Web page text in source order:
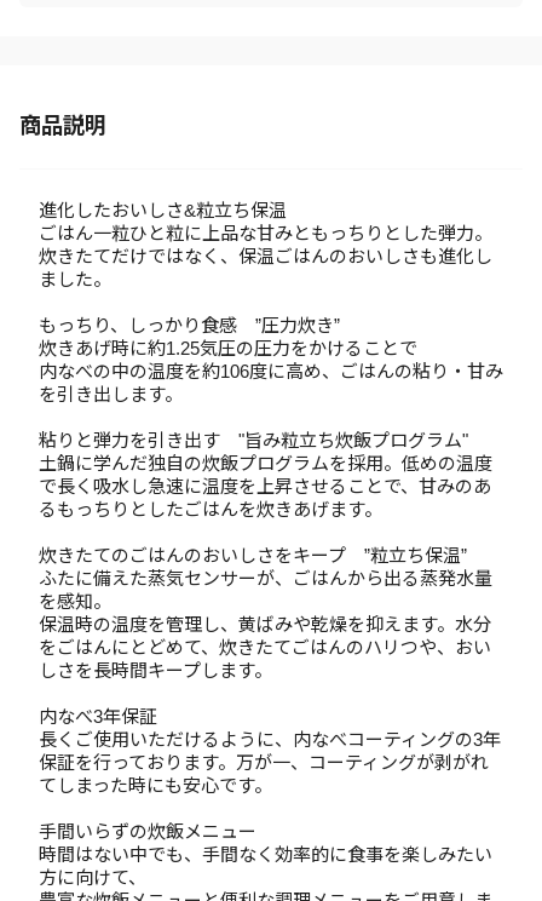
商品説明
進化したおいしさ&粒立ち保温
ごはん一粒ひと粒に上品な甘みともっちりとした弾力。
炊きたてだけではなく、保温ごはんのおいしさも進化し
ました。
もっちり、しっかり食感 ”圧力炊き”
炊きあげ時に約1.25気圧の圧力をかけることで
内なべの中の温度を約106度に高め、ごはんの粘り・甘み
を引き出します。
粘りと弾力を引き出す "旨み粒立ち炊飯プログラム"
土鍋に学んだ独自の炊飯プログラムを採用。低めの温度
で長く吸水し急速に温度を上昇させることで、甘みのあ
るもっちりとしたごはんを炊きあげます。
炊きたてのごはんのおいしさをキープ ”粒立ち保温”
ふたに備えた蒸気センサーが、ごはんから出る蒸発水量
を感知。
保温時の温度を管理し、黄ばみや乾燥を抑えます。水分
をごはんにとどめて、炊きたてごはんのハリつや、おい
しさを長時間キープします。
内なべ3年保証
長くご使用いただけるように、内なべコーティングの3年
保証を行っております。万が一、コーティングが剥がれ
てしまった時にも安心です。
手間いらずの炊飯メニュー
時間はない中でも、手間なく効率的に食事を楽しみたい
方に向けて、